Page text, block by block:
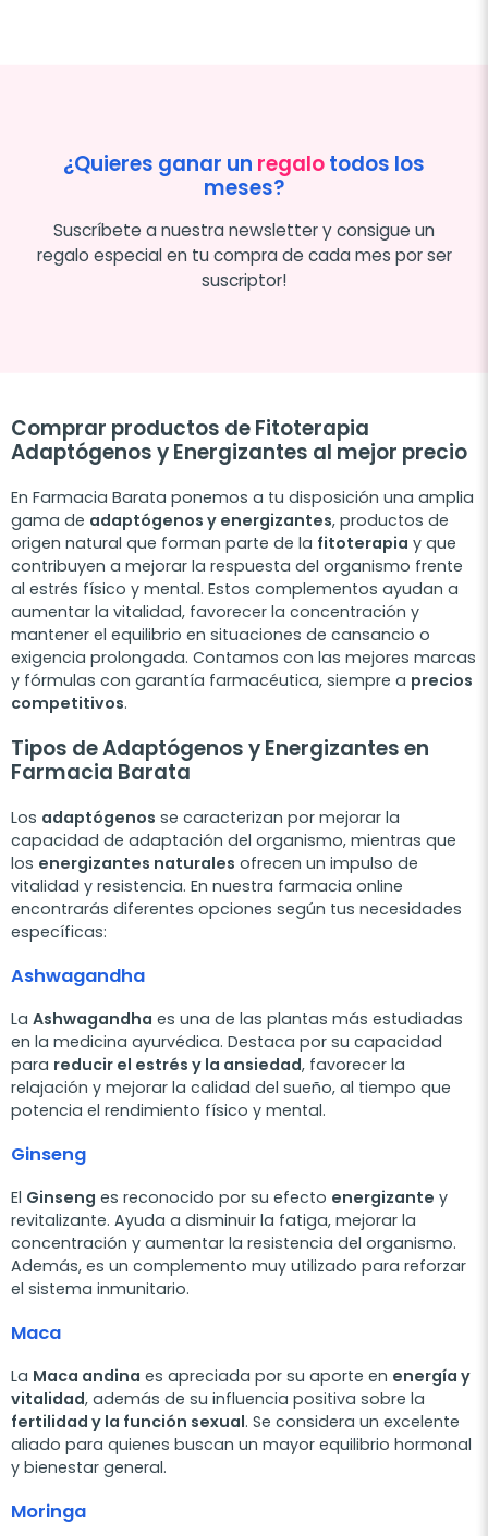
¿Quieres ganar un regalotodos los
meses?
Suscríbete a nuestra newsletter y consigue un
regalo especial en tu compra de cada mes por ser
suscriptor!
Comprar productos de Fitoterapia
Adaptógenos y Energizantes al mejor precio
En Farmacia Barata ponemos a tu disposición una amplia
gama de adaptógenos y energizantes, productos de
origen natural que forman parte de la fitoterapia y que
contribuyen a mejorar la respuesta del organismo frente
al estrés físico y mental. Estos complementos ayudan a
aumentar la vitalidad, favorecer la concentración y
mantener el equilibrio en situaciones de cansancio o
exigencia prolongada. Contamos con las mejores marcas
y fórmulas con garantía farmacéutica, siempre a precios
competitivos.
Tipos de Adaptógenos y Energizantes en
Farmacia Barata
Los adaptógenos se caracterizan por mejorar la
capacidad de adaptación del organismo, mientras que
los energizantes naturales ofrecen un impulso de
vitalidad y resistencia. En nuestra farmacia online
encontrarás diferentes opciones según tus necesidades
específicas:
Ashwagandha
La Ashwagandha es una de las plantas más estudiadas
en la medicina ayurvédica. Destaca por su capacidad
para reducir el estrés y la ansiedad, favorecer la
relajación y mejorar la calidad del sueño, al tiempo que
potencia el rendimiento físico y mental.
Ginseng
El Ginseng es reconocido por su efecto energizante y
revitalizante. Ayuda a disminuir la fatiga, mejorar la
concentración y aumentar la resistencia del organismo.
Además, es un complemento muy utilizado para reforzar
el sistema inmunitario.
Maca
La Maca andina es apreciada por su aporte en energía y
vitalidad, además de su influencia positiva sobre la
fertilidad y la función sexual. Se considera un excelente
aliado para quienes buscan un mayor equilibrio hormonal
y bienestar general.
Moringa